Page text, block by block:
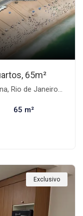
65m²
Rio de Janeiro-RJ
65 m²
Exclusivo